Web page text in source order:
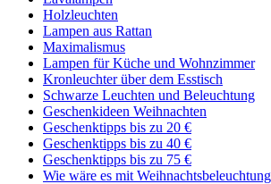
Holzleuchten
Lampen aus Rattan
Maximalismus
Lampen für Küche und Wohnzimmer
Kronleuchter über dem Esstisch
Schwarze Leuchten und Beleuchtung
Geschenkideen Weihnachten
Geschenktipps bis zu 20 €
Geschenktipps bis zu 40 €
Geschenktipps bis zu 75 €
Wie wäre es mit Weihnachtsbeleuchtung